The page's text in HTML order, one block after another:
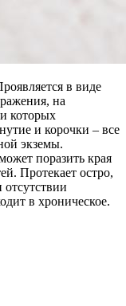
в виде
на
которых
и корочки – все
экземы.
поразить края
Протекает остро,
в хроническое.